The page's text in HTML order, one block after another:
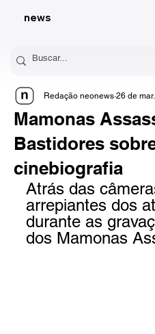
news
Mamonas
Bastidores
cinebiografia
Redação neonews 26 de
Atrás das
arrepiantes dos
durante as
dos Mamonas